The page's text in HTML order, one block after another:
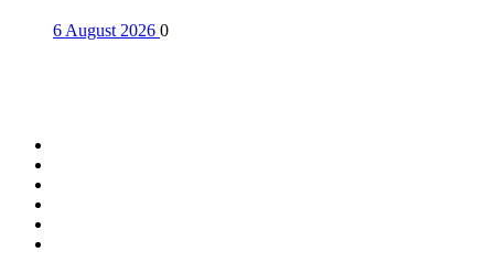
6 August 2026 0